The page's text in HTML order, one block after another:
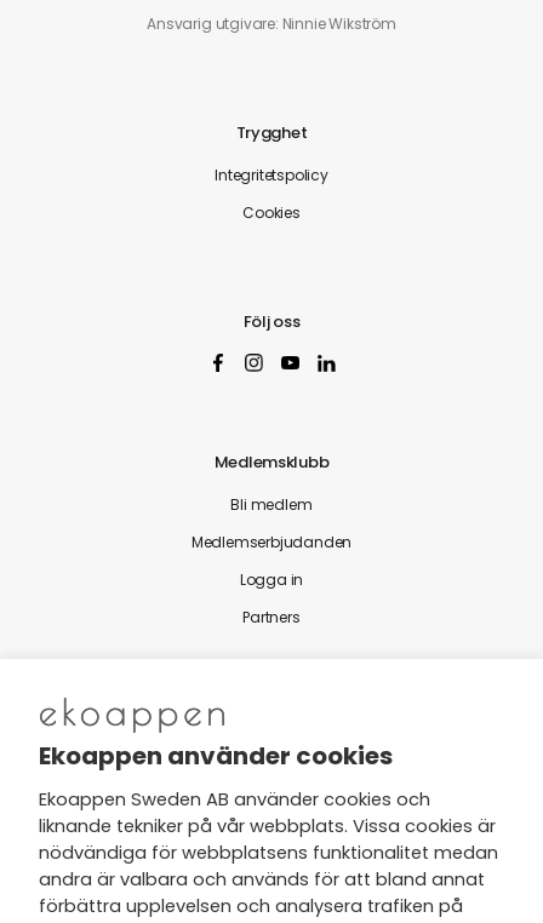
Ansvarig utgivare: Ninnie Wikström
Trygghet
Integritetspolicy
Cookies
Följ oss
Medlemsklubb
Bli medlem
Medlemserbjudanden
Logga in
Partners
Nytt från Ekoappen
Jag har tagit del av Ekoappens
personuppgifts- och
integritetspolicyoch tar gärna del
av nyheter, hälsotips och exklusiva
Ekoappen använder cookies
Ekoappen Sweden AB använder cookies och
liknande tekniker på vår webbplats. Vissa cookies är
nödvändiga för webbplatsens funktionalitet medan
andra är valbara och används för att bland annat
förbättra upplevelsen och analysera trafiken på